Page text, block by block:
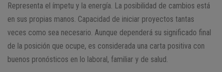
Representa el ímpetu y la energía. La posibilidad de cambios está
en sus propias manos. Capacidad de iniciar proyectos tantas
veces como sea necesario. Aunque dependerá su significado final
de la posición que ocupe, es considerada una carta positiva con
buenos pronósticos en lo laboral, familiar y de salud.